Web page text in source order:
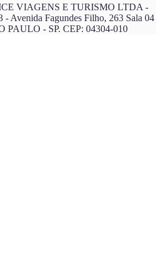
VIAGENS E TURISMO LTDA -
- Avenida Fagundes Filho, 263 Sala 04
- SP. CEP: 04304-010